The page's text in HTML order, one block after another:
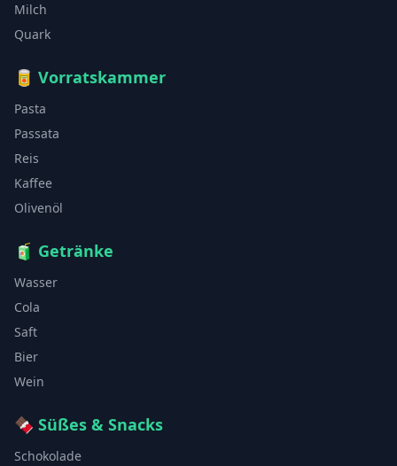
Milch
Quark
🥫 Vorratskammer
Pasta
Passata
Reis
Kaffee
Olivenöl
🧃 Getränke
Wasser
Cola
Saft
Bier
Wein
🍫 Süßes & Snacks
Schokolade